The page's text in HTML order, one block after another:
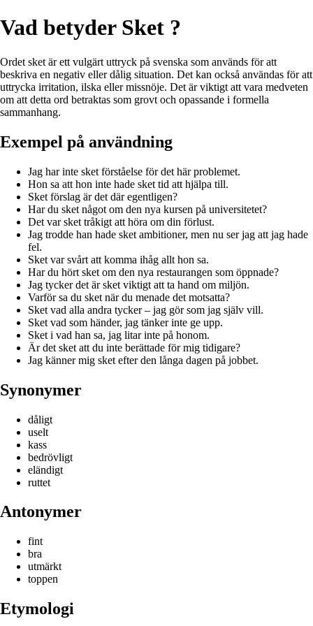
Vad betyder Sket ?
Ordet sket är ett vulgärt uttryck på svenska som används för att
beskriva en negativ eller dålig situation. Det kan också användas för att
uttrycka irritation, ilska eller missnöje. Det är viktigt att vara medveten
om att detta ord betraktas som grovt och opassande i formella
sammanhang.
Exempel på användning
Jag har inte sket förståelse för det här problemet.
Hon sa att hon inte hade sket tid att hjälpa till.
Sket förslag är det där egentligen?
Har du sket något om den nya kursen på universitetet?
Det var sket tråkigt att höra om din förlust.
Jag trodde han hade sket ambitioner, men nu ser jag att jag hade
fel.
Sket var svårt att komma ihåg allt hon sa.
Har du hört sket om den nya restaurangen som öppnade?
Jag tycker det är sket viktigt att ta hand om miljön.
Varför sa du sket när du menade det motsatta?
Sket vad alla andra tycker – jag gör som jag själv vill.
Sket vad som händer, jag tänker inte ge upp.
Sket i vad han sa, jag litar inte på honom.
Är det sket att du inte berättade för mig tidigare?
Jag känner mig sket efter den långa dagen på jobbet.
Synonymer
dåligt
uselt
kass
bedrövligt
eländigt
ruttet
Antonymer
fint
bra
utmärkt
toppen
Etymologi